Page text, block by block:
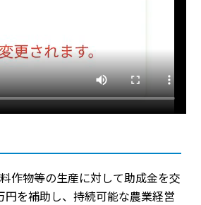
作物等の生産に対して助成金を交
を補助し、持続可能な農業経営